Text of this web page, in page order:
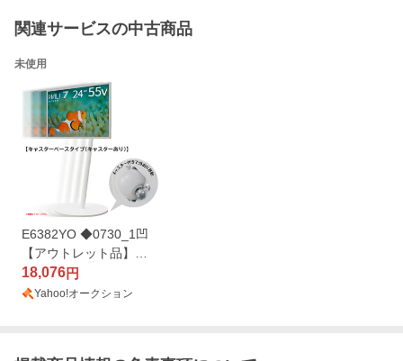
関連サービスの中古商品
未使用
E6382YO ◆0730_1凹
【アウトレット品】テ
レビスタンド 24～55V
型対応 イコールズ WLT
18,076円
Yahoo!オークション